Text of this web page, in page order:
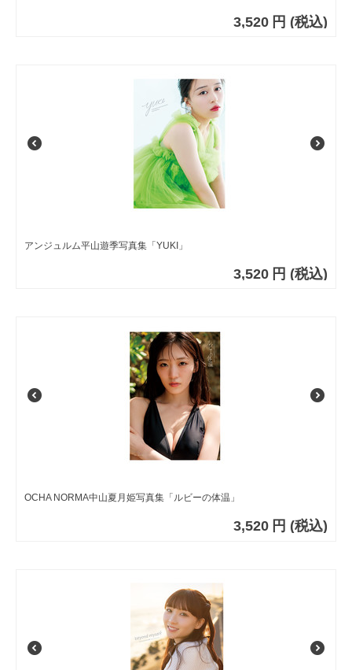
3,520 円 (税込)
アンジュルム平山遊季写真集「YUKI」
3,520 円 (税込)
OCHA NORMA中山夏月姫写真集「ルビーの体温」
3,520 円 (税込)